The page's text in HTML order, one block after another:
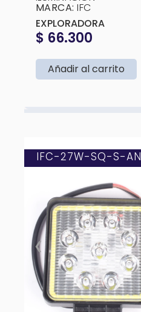
MARCA:IFC
EXPLORADORA
$ 66.300
Añadir al carrito
❮
IFC-27W-SQ-S-AN